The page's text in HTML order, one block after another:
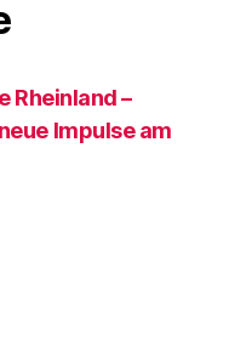
Rheinland –
Impulse am